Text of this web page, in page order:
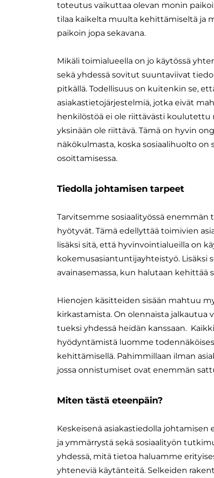
toteutus vaikuttaa olevan monin
tilaa kaikelta muulta kehittämiseltä ja
paikoin jopa sekavana.
​Mikäli toimialueella on jo käytössä
sekä yhdessä sovitut suuntaviivat
pitkällä. Todellisuus on kuitenkin se,
asiakastietojärjestelmiä, jotka eivät
henkilöstöä ei ole riittävästi koulutettu
yksinään ole riittävä. Tämä on hyvin
näkökulmasta, koska sosiaalihuolto
osoittamisessa.
Tiedolla johtamisen tarpeet
Tarvitsemme sosiaalityössä enemmän
hyötyvät. Tämä edellyttää toimivien
lisäksi sitä, että hyvinvointialueilla on
kokemusasiantuntijayhteistyö. Lisäksi
avainasemassa, kun halutaan
​Hienojen käsitteiden sisään mahtuu
kirkastamista. On olennaista
tueksi yhdessä heidän kanssaan.
hyödyntämistä luomme
kehittämisellä. Pahimmillaan ilman
jossa onnistumiset ovat enemmän
Miten tästä eteenpäin?
Keskeisenä asiakastiedolla
ja ymmärrystä sekä sosiaalityön
yhdessä, mitä tietoa haluamme
yhteneviä käytänteitä. Selkeiden